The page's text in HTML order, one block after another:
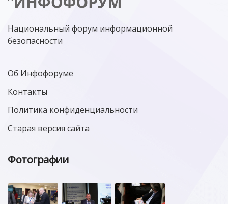
Национальный форум информационной
безопасности
Об Инфофоруме
Контакты
Политика конфиденциальности
Старая версия сайта
Фотографии